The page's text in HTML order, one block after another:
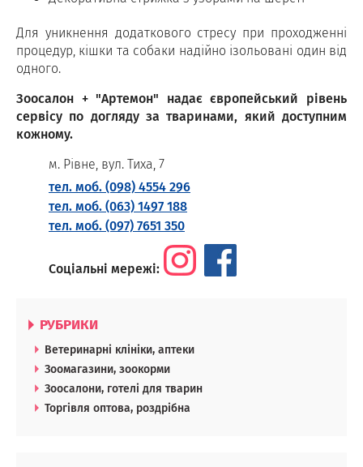
Для уникнення додаткового стресу при проходженні
процедур, кішки та собаки надійно ізольовані один від
одного.
Зоосалон + "Артемон" надає європейський рівень
сервісу по догляду за тваринами, який доступним
кожному.
м. Рівне, вул. Тиха, 7
тел. моб. (098) 4554 296
тел. моб. (063) 1497 188
тел. моб. (097) 7651 350
Соціальні мережі:
РУБРИКИ
Ветеринарні клініки, аптеки
Зоомагазини, зоокорми
Зоосалони, готелі для тварин
Торгівля оптова, роздрібна